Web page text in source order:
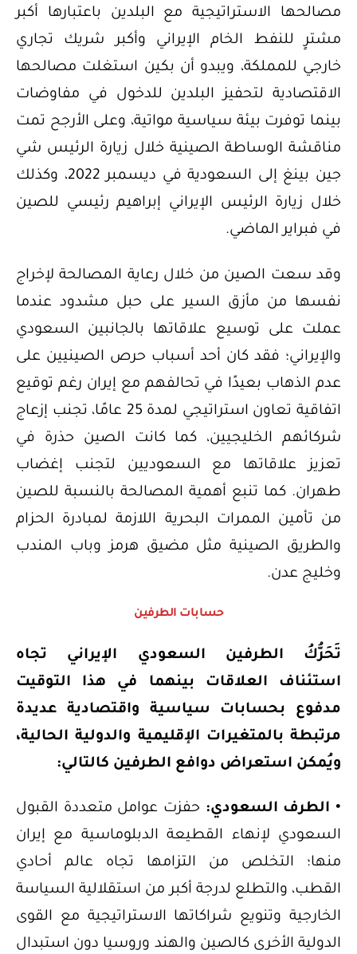
مصالحها الاستراتيجية مع البلدين باعتبارها أكبر
مشترٍ للنفط الخام الإيراني وأكبر شريك تجاري
خارجي للمملكة، ويبدو أن بكين استغلت مصالحها
الاقتصادية لتحفيز البلدين للدخول في مفاوضات
بينما توفرت بيئة سياسية مواتية، وعلى الأرجح تمت
مناقشة الوساطة الصينية خلال زيارة الرئيس شي
جين بينغ إلى السعودية في ديسمبر 2022، وكذلك
خلال زيارة الرئيس الإيراني إبراهيم رئيسي للصين
في فبراير الماضي.
وقد سعت الصين من خلال رعاية المصالحة لإخراج
نفسها من مأزق السير على حبل مشدود عندما
عملت على توسيع علاقاتها بالجانبين السعودي
والإيراني؛ فقد كان أحد أسباب حرص الصينيين على
عدم الذهاب بعيدًا في تحالفهم مع إيران رغم توقيع
اتفاقية تعاون استراتيجي لمدة 25 عامًا، تجنب إزعاج
شركائهم الخليجيين، كما كانت الصين حذرة في
تعزيز علاقاتها مع السعوديين لتجنب إغضاب
طهران. كما تنبع أهمية المصالحة بالنسبة للصين
من تأمين الممرات البحرية اللازمة لمبادرة الحزام
والطريق الصينية مثل مضيق هرمز وباب المندب
وخليج عدن.
حسابات الطرفين
تَحَرُّكُ الطرفين السعودي الإيراني تجاه
استئناف العلاقات بينهما في هذا التوقيت
مدفوع بحسابات سياسية واقتصادية عديدة
مرتبطة بالمتغيرات الإقليمية والدولية الحالية،
ويُمكن استعراض دوافع الطرفين كالتالي:
• الطرف السعودي:حفزت عوامل متعددة القبول
السعودي لإنهاء القطيعة الدبلوماسية مع إيران
منها؛ التخلص من التزامها تجاه عالم أحادي
القطب، والتطلع لدرجة أكبر من استقلالية السياسة
الخارجية وتنويع شراكاتها الاستراتيجية مع القوى
الدولية الأخرى كالصين والهند وروسيا دون استبدال